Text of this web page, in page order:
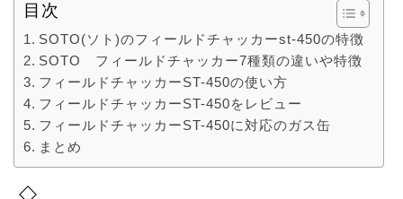
目次
SOTO(ソト)のフィールドチャッカーst-450の特徴
SOTO フィールドチャッカー7種類の違いや特徴
フィールドチャッカーST-450の使い方
フィールドチャッカーST-450をレビュー
フィールドチャッカーST-450に対応のガス缶
まとめ